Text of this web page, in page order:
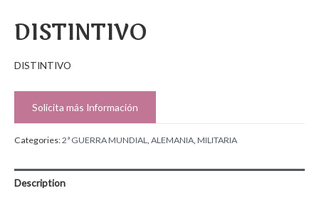
DISTINTIVO
DISTINTIVO
Solicita más Información
Categories:2ª GUERRA MUNDIAL, ALEMANIA, MILITARIA
Description